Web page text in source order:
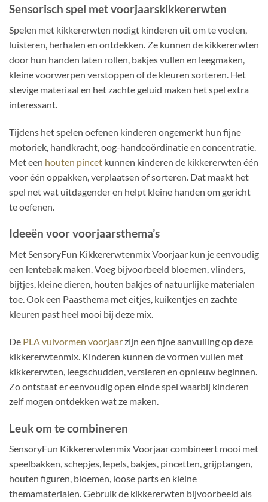
Sensorisch spel met voorjaarskikkererwten
Spelen met kikkererwten nodigt kinderen uit om te voelen,
luisteren, herhalen en ontdekken. Ze kunnen de kikkererwten
door hun handen laten rollen, bakjes vullen en leegmaken,
kleine voorwerpen verstoppen of de kleuren sorteren. Het
stevige materiaal en het zachte geluid maken het spel extra
interessant.
Tijdens het spelen oefenen kinderen ongemerkt hun fijne
motoriek, handkracht, oog-handcoördinatie en concentratie.
Met een houten pincet kunnen kinderen de kikkererwten één
voor één oppakken, verplaatsen of sorteren. Dat maakt het
spel net wat uitdagender en helpt kleine handen om gericht
te oefenen.
Ideeën voor voorjaarsthema’s
Met SensoryFun Kikkererwtenmix Voorjaar kun je eenvoudig
een lentebak maken. Voeg bijvoorbeeld bloemen, vlinders,
bijtjes, kleine dieren, houten bakjes of natuurlijke materialen
toe. Ook een Paasthema met eitjes, kuikentjes en zachte
kleuren past heel mooi bij deze mix.
De PLA vulvormen voorjaarzijn een fijne aanvulling op deze
kikkererwtenmix. Kinderen kunnen de vormen vullen met
kikkererwten, leegschudden, versieren en opnieuw beginnen.
Zo ontstaat er eenvoudig open einde spel waarbij kinderen
zelf mogen ontdekken wat ze maken.
Leuk om te combineren
SensoryFun Kikkererwtenmix Voorjaar combineert mooi met
speelbakken, schepjes, lepels, bakjes, pincetten, grijptangen,
houten figuren, bloemen, loose parts en kleine
themamaterialen. Gebruik de kikkererwten bijvoorbeeld als